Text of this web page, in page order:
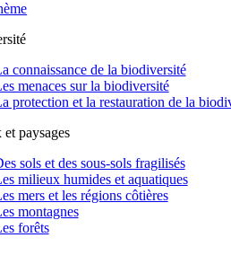
connaissance de la biodiversité
menaces sur la biodiversité
protection et la restauration de la
paysages
sols et des sous-sols fragilisés
milieux humides et aquatiques
mers et les régions côtières
montagnes
forêts